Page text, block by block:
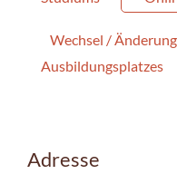
Wechsel /
Ausbildungsplatzes
Adresse